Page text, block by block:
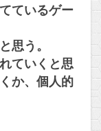
ているゲー
思う。
ていくと思
か、個人的